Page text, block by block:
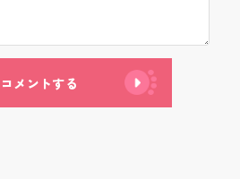
コメントする